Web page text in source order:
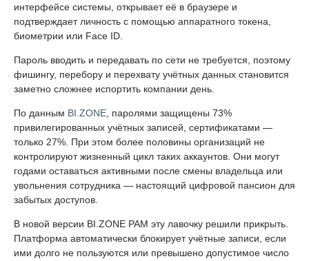
интерфейсе системы, открывает её в браузере и
подтверждает личность с помощью аппаратного токена,
биометрии или Face ID.
Пароль вводить и передавать по сети не требуется, поэтому
фишингу, перебору и перехвату учётных данных становится
заметно сложнее испортить компании день.
По данным BI.ZONE, паролями защищены 73%
привилегированных учётных записей, сертификатами —
только 27%. При этом более половины организаций не
контролируют жизненный цикл таких аккаунтов. Они могут
годами оставаться активными после смены владельца или
увольнения сотрудника — настоящий цифровой пансион для
забытых доступов.
В новой версии BI.ZONE PAM эту лавочку решили прикрыть.
Платформа автоматически блокирует учётные записи, если
ими долго не пользуются или превышено допустимое число